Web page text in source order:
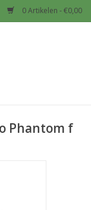
0 Artikelen - €0,00
Phantom f